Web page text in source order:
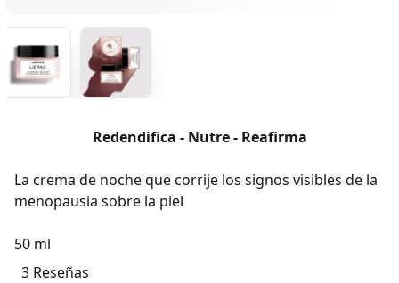
Redendifica - Nutre - Reafirma
La crema de noche que corrije los signos visibles de la
menopausia sobre la piel
50 ml
3 Reseñas